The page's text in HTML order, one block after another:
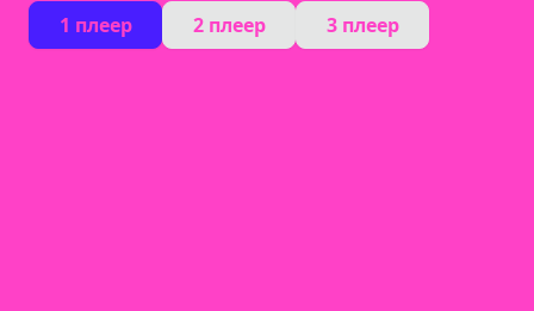
1 плеер 2 плеер 3 плеер